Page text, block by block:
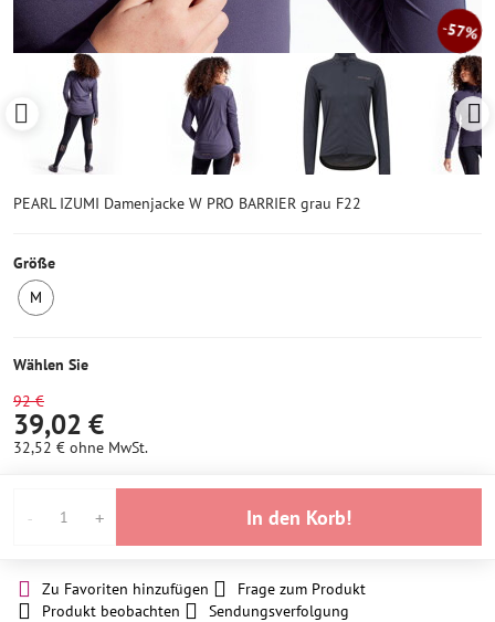
57%
PEARL IZUMI Damenjacke W PRO BARRIER grau F22
Größe
M
auf
Wählen Sie
92 €
39,02 €
32,52 € ohne MwSt.
In den Korb!
Zu Favoriten hinzufügen
Frage zum Produkt
Produkt beobachten
Sendungsverfolgung